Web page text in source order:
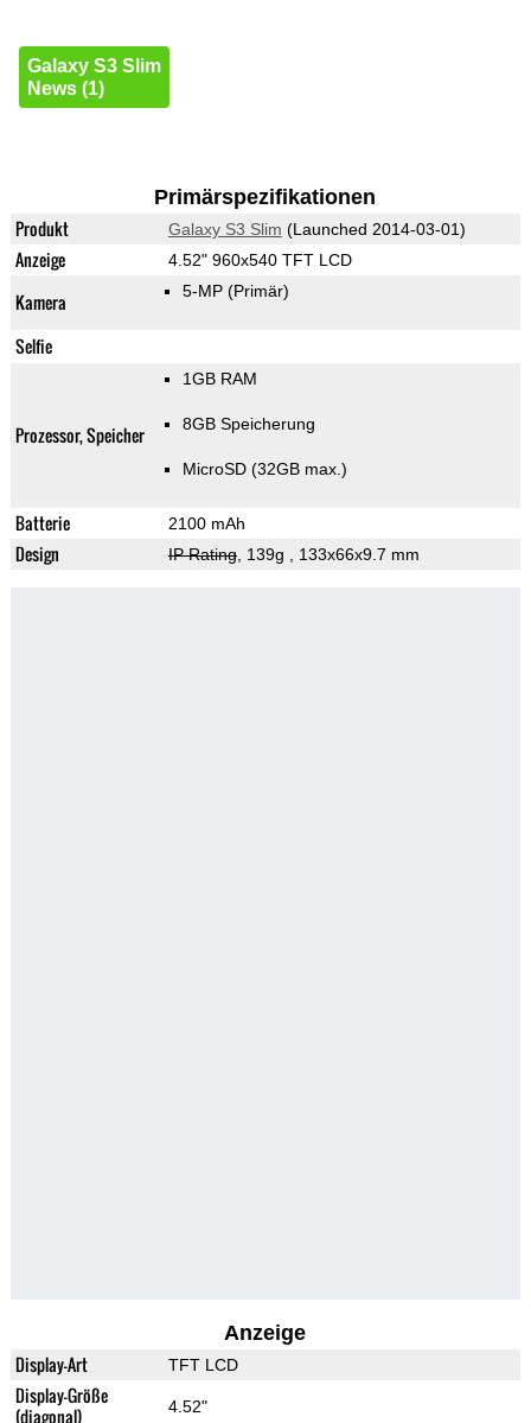
Galaxy S3 Slim
News (1)
Primärspezifikationen
Produkt Galaxy S3 Slim (Launched 2014-03-01)
Anzeige 4.52" 960x540 TFT LCD
Kamera 5-MP (Primär)
Selfie
Prozessor, Speicher
1GB RAM
8GB Speicherung
MicroSD (32GB max.)
Batterie 2100 mAh
Design IP Rating, 139g , 133x66x9.7 mm
Anzeige
Display-Art TFT LCD
Display-Größe
(diagonal)
4.52"